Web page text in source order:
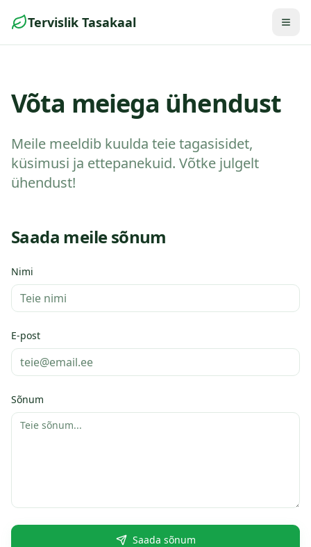
Tervislik Tasakaal
Võta meiega ühendust
Meile meeldib kuulda teie tagasisidet,
küsimusi ja ettepanekuid. Võtke julgelt
ühendust!
Saada meile sõnum
Nimi
E-post
Sõnum
Saada sõnum